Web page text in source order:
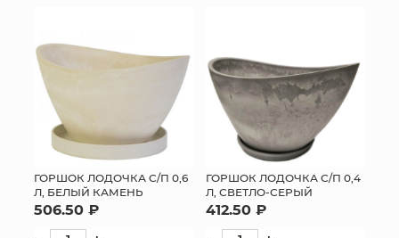
ГОРШОК ЛОДОЧКА С/П 0,6
Л, БЕЛЫЙ КАМЕНЬ
506.50 ₽
ГОРШОК ЛОДОЧКА С/П 0,4
Л, СВЕТЛО-СЕРЫЙ
412.50 ₽